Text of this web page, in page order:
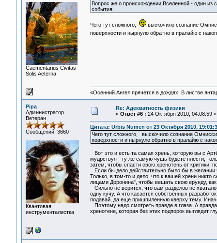
Сaementarius Civitas
Solis Aeterna
Вопрос же о происхождении Вселенной - один из
события.
Чего тут сложного,
выскочило сознание
поверхности и нырнуло обратно в пралайю с
«Осенний Ангел прячется в дождях. В листве
Pipa
Администратор
Ветеран
Сообщений: 3660
Квантовая
инструменталистка
Re: Адекватность физики
« Ответ #6 : 24 Октября 2010, 04:08:59 »
Цитата: Urbis Numen от 23 Октября 2010,
Чего тут сложного, выскочило сознание
поверхности и нырнуло обратно в пралайю с
Вот это и есть та самая хрень, которую вы с
мудрствуя - ту же самую чушь будете плести,
затем, чтобы спасти свою хренотень от критики,
Если бы дело действительно было бы в
Только, в том-то и дело, что к вашей хрени никто
лицами Доронина", чтобы вещать свою ерунду,
Сильно не верится, что вам разделов не
одну кучу. А что касается собственных
подавай, да еще пришпиленную кверху тему.
Поэтому надо смотреть правде в глаза. А
хренотене, которая без этих подпорок выглядит